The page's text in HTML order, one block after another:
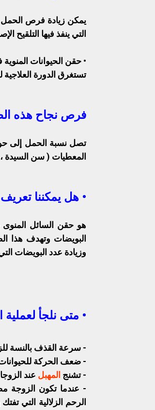
يمكن زيادة فرص الحمل
التي ينفذ فيها التلقيح
• حقن الحيوانات
تستغرق الدورة
فرص نجاح هذه
المعطيات ( سن السيدة ،
• هل يمكننا تعريف
هو حقن السائل
البويضات وتهدف هذا
وزيادة عدد البويضات
• متى نلجأ لعملية
- سرعة القذف بالنسة
- ضعف الحركة للحيوانات
- تشنج المهبل عند
- عندما تكون الزوجة
الرحم الزلالية التي